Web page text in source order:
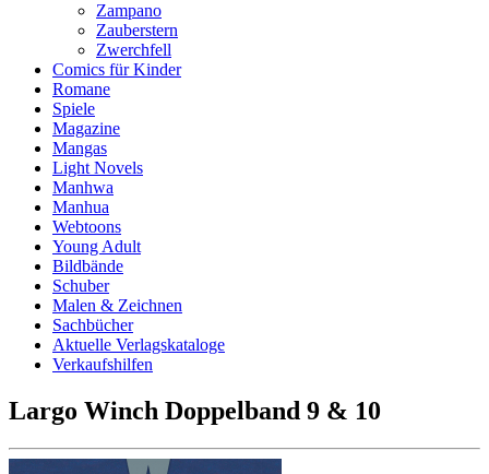
Zampano
Zauberstern
Zwerchfell
Comics für Kinder
Romane
Spiele
Magazine
Mangas
Light Novels
Manhwa
Manhua
Webtoons
Young Adult
Bildbände
Schuber
Malen & Zeichnen
Sachbücher
Aktuelle Verlagskataloge
Verkaufshilfen
Largo Winch Doppelband 9 & 10